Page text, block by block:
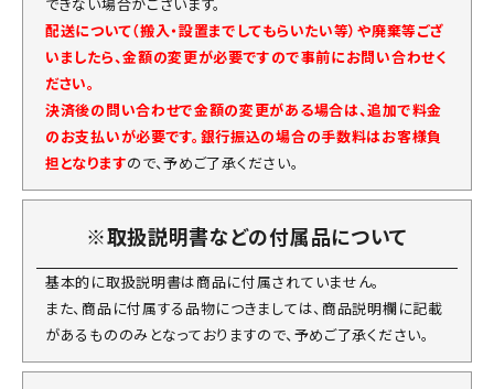
配送について（搬入・設置までしてもらいたい等）や廃棄等ござ
いましたら、金額の変更が必要ですので事前にお問い合わせく
ださい。
決済後の問い合わせで金額の変更がある場合は、追加で料金
のお支払いが必要です。銀行振込の場合の手数料はお客様負
担となりますので、予めご了承ください。
※取扱説明書などの付属品について
基本的に取扱説明書は商品に付属されていません。
また、商品に付属する品物につきましては、商品説明欄に記載
があるもののみとなっておりますので、予めご了承ください。